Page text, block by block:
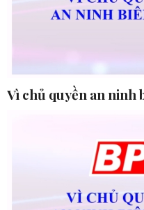
Vì chủ quyền an ninh